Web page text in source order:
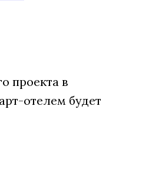
проекта в
отелем будет